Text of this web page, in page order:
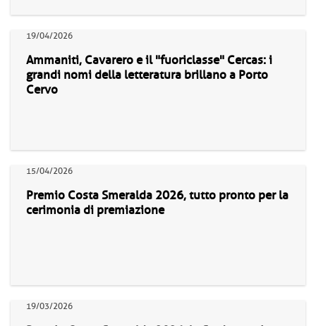
19/04/2026
Ammaniti, Cavarero e il "fuoriclasse" Cercas: i
grandi nomi della letteratura brillano a Porto
Cervo
15/04/2026
Premio Costa Smeralda 2026, tutto pronto per la
cerimonia di premiazione
19/03/2026